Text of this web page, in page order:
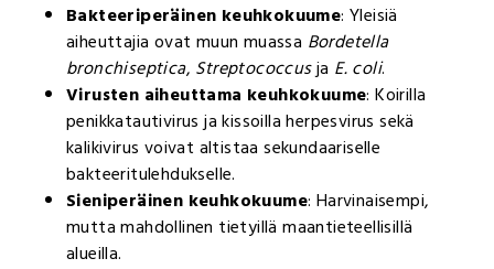
Bakteeriperäinen keuhkokuume: Yleisiä
aiheuttajia ovat muun muassa Bordetella
bronchiseptica, Streptococcusja E. coli.
Virusten aiheuttama keuhkokuume: Koirilla
penikkatautivirus ja kissoilla herpesvirus sekä
kalikivirus voivat altistaa sekundaariselle
bakteeritulehdukselle.
Sieniperäinen keuhkokuume: Harvinaisempi,
mutta mahdollinen tietyillä maantieteellisillä
alueilla.